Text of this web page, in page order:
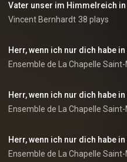
Vater unser im Himmelreich in
Vincent Bernhardt 38 plays
Herr, wenn ich nur dich habe in
Herr, wenn ich nur dich habe
Herr, wenn ich nur dich habe